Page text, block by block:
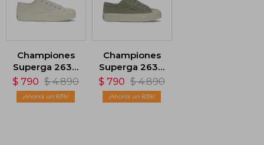
Championes
Superga 2630
Stripe
Corduroy -
Blanco
$ 790 $ 4.890
83
Championes
Superga 2630
Stripe
Corduroy -
Verde
$ 790 $ 4.890
83